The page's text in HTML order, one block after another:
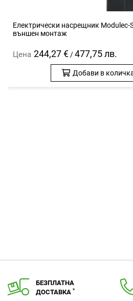
Електрически насрещник Modulec-
външен монтаж
Цена 244,27 € /477,75 лв.
Добави в
БЕЗПЛАТНА
ДОСТАВКА *